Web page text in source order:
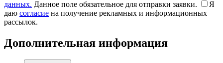
данных. Данное поле обязательное для отправки заявки.
Я
даю согласие на получение рекламных и информационных
рассылок.
Дополнительная информация